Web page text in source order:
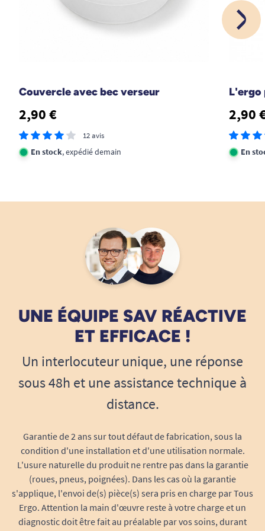
Hygiène et praticité au quotidien
Utilisation au micro-ondes et au lave-
Entièrement fabriqué enpolypropylène de
qualité alimentaire
, sans BPA, le gobelet
ondes pour réchauffer la boisson ou au lave-
compris à haute température.
Nettoyage simple et rapide, parfait en
collectivité ou à la maison
Résiste aux chutes et aux chocs grâce à sa
fabrication de haute qualité
Couvercle avec bec verseur
2,90 €
12 avis
En stock, expédié demain
L'ergo
2,90
En
UNE ÉQUIPE SAV RÉACTIVE
ET EFFICACE !
Un interlocuteur unique, une réponse
sous 48h et une assistance technique à
distance.
Garantie de 2 ans sur tout défaut de fabrication, sous la
condition d'une installation et d'une utilisation normale.
L'usure naturelle du produit ne rentre pas dans la garantie
(roues, pneus, poignées). Dans les cas où la garantie
s'applique, l'envoi de(s) pièce(s) sera pris en charge par Tous
Ergo. Attention la main d'œuvre reste à votre charge et un
diagnostic doit être fait au préalable par vos soins, durant